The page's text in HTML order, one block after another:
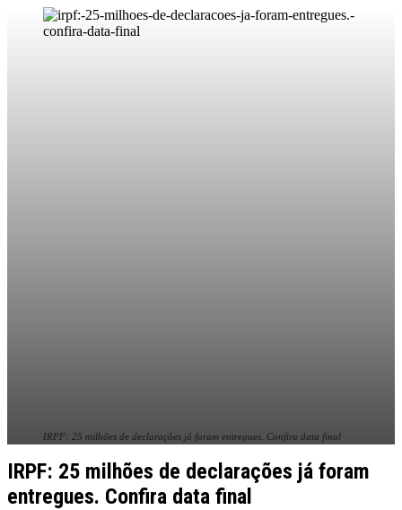
IRPF: 25 milhões de declarações já foram entregues. Confira data final
IRPF: 25 milhões de declarações já foram
entregues. Confira data final